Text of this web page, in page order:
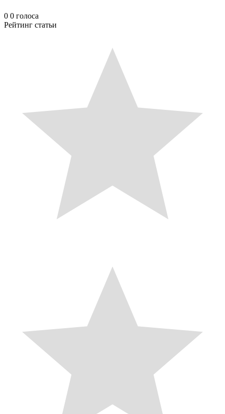
0 0 голоса
Рейтинг статьи